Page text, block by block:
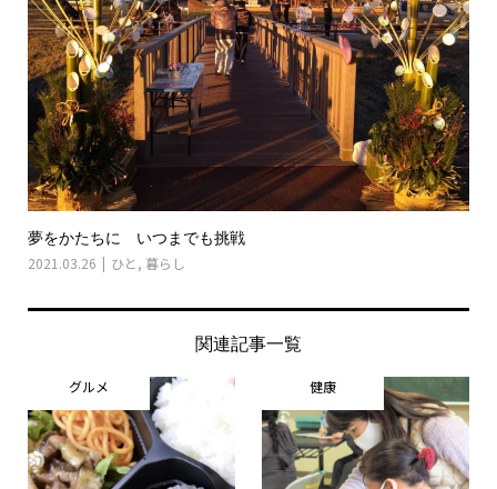
夢をかたちに いつまでも挑戦
2021.03.26 ひと , 暮らし
関連記事一覧
グルメ 健康